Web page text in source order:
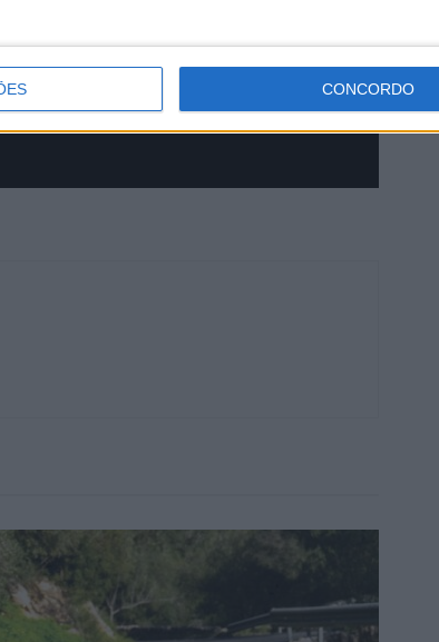
CONCORDO